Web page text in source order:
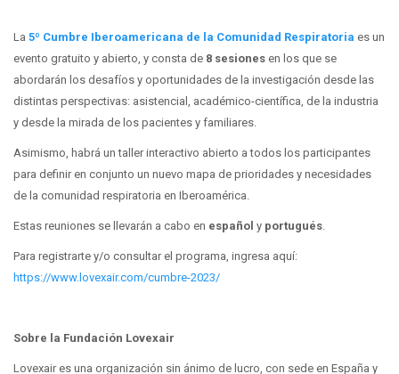
La 5º Cumbre Iberoamericana de la Comunidad Respiratoria es un
evento gratuito y abierto, y consta de 8 sesiones en los que se
abordarán los desafíos y oportunidades de la investigación desde las
distintas perspectivas: asistencial, académico-científica, de la industria
y desde la mirada de los pacientes y familiares.
Asimismo, habrá un taller interactivo abierto a todos los participantes
para definir en conjunto un nuevo mapa de prioridades y necesidades
de la comunidad respiratoria en Iberoamérica.
Estas reuniones se llevarán a cabo en español y portugués.
Para registrarte y/o consultar el programa, ingresa aquí:
https://www.lovexair.com/cumbre-2023/
Sobre la Fundación Lovexair
Lovexair es una organización sin ánimo de lucro, con sede en España y